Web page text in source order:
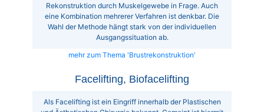
Rekonstruktion durch Muskelgewebe in Frage. Auch
eine Kombination mehrerer Verfahren ist denkbar. Die
Wahl der Methode hängt stark von der individuellen
Ausgangssituation ab.
mehr zum Thema 'Brustrekonstruktion'
Facelifting, Biofacelifting
Als Facelifting ist ein Eingriff innerhalb der Plastischen